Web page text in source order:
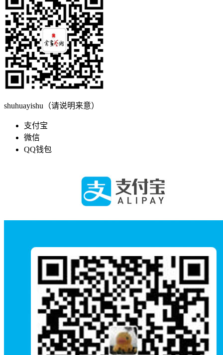
shuhuayishu（请说明来意）
支付宝
微信
QQ钱包